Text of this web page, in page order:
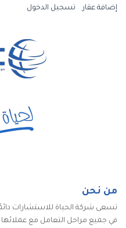
إضافة عقار تسجيل الدخول
من نحن
تسعى شركة الحياة للاستشارات
في جميع مراحل التعامل مع عملائها